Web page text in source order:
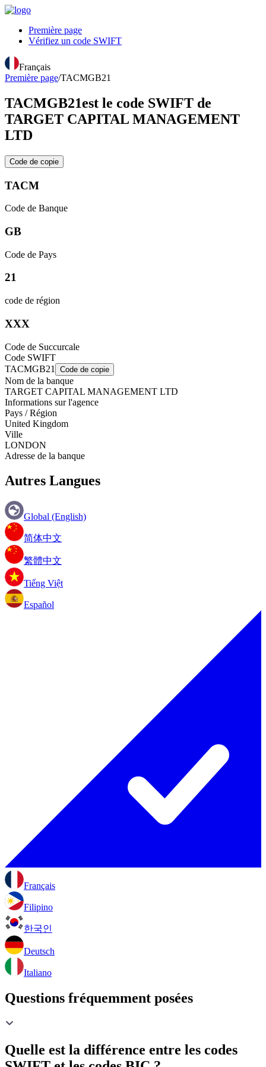
Première page
Vérifiez un code SWIFT
Français
Première page/TACMGB21
TACMGB21est le code SWIFT de
TARGET CAPITAL MANAGEMENT
LTD
Code de copie
TACM
Code de Banque
GB
Code de Pays
21
code de région
XXX
Code de Succurcale
Code SWIFT
TACMGB21
Code de copie
Nom de la banque
TARGET CAPITAL MANAGEMENT LTD
Informations sur l'agence
Pays / Région
United Kingdom
Ville
LONDON
Adresse de la banque
Autres Langues
Global (English)
简体中文
繁體中文
Tiếng Việt
Español
Français
Filipino
한국인
Deutsch
Italiano
Questions fréquemment posées
Quelle est la différence entre les codes